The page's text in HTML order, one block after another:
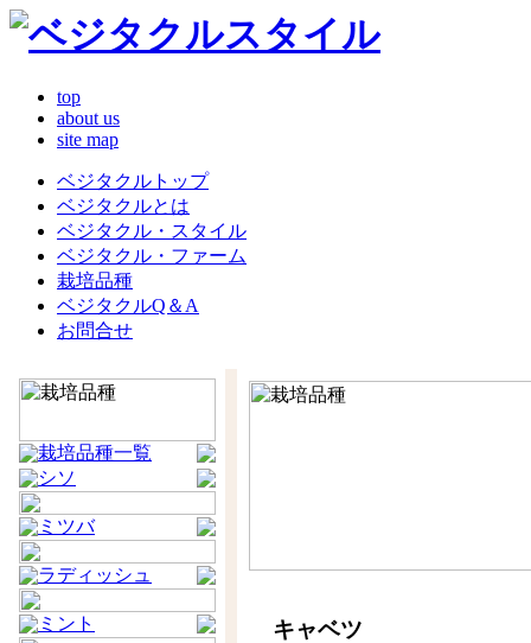
top
about us
site map
ベジタクルトップ
ベジタクルとは
ベジタクル・スタイル
ベジタクル・ファーム
栽培品種
ベジタクルQ＆A
お問合せ
栽培品種一覧
シソ
ミツバ
ラディッシュ
ミント キャベツ